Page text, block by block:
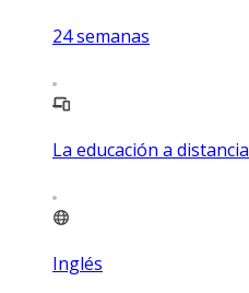
24semanas
La educación a distancia
Inglés